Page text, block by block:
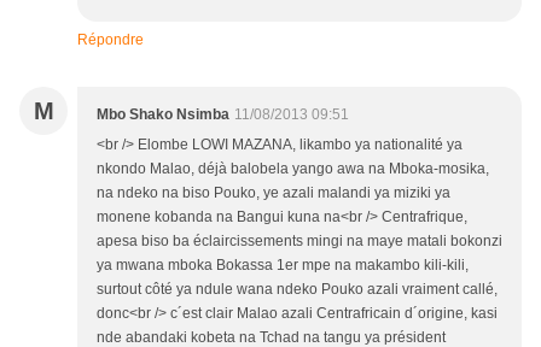
Répondre
M Mbo Shako Nsimba 11/08/2013 09:51
<br /> Elombe LOWI MAZANA, likambo ya nationalité ya
nkondo Malao, déjà balobela yango awa na Mboka-mosika,
na ndeko na biso Pouko, ye azali malandi ya miziki ya
monene kobanda na Bangui kuna na<br /> Centrafrique,
apesa biso ba éclaircissements mingi na maye matali bokonzi
ya mwana mboka Bokassa 1er mpe na makambo kili-kili,
surtout côté ya ndule wana ndeko Pouko azali vraiment callé,
donc<br /> c´est clair Malao azali Centrafricain d´origine, kasi
nde abandaki kobeta na Tchad na tangu ya président